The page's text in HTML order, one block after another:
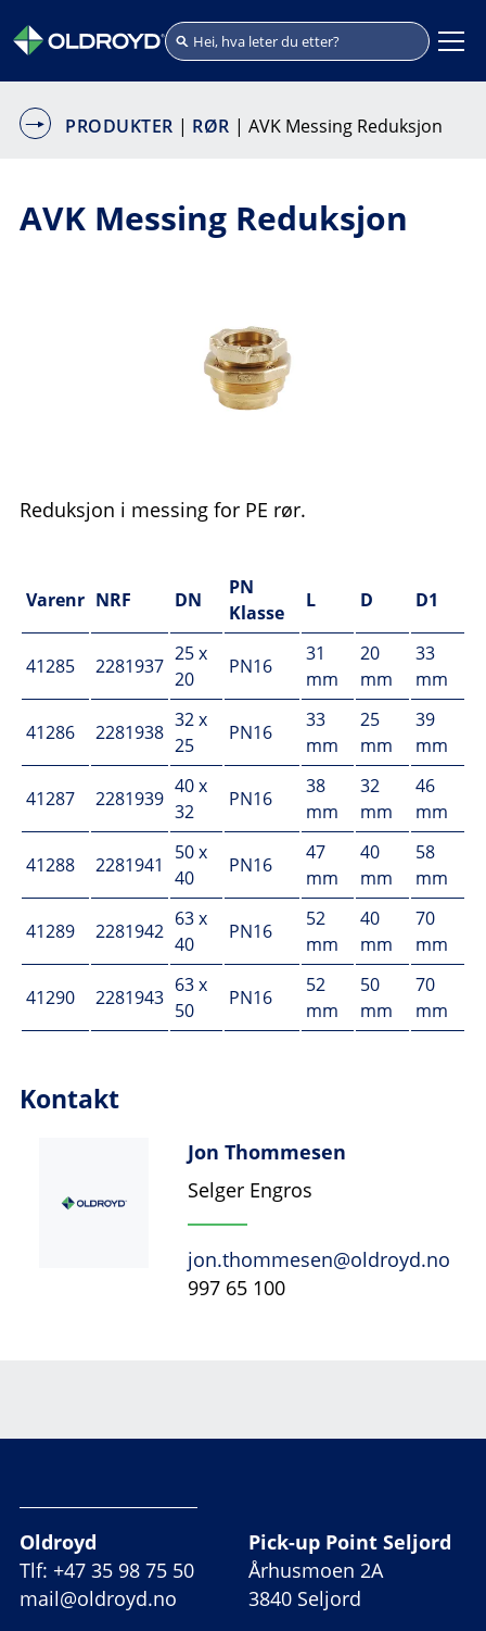
PRODUKTER | RØR | AVK Messing Reduksjon
AVK Messing Reduksjon
Reduksjon i messing for PE rør.
Varenr NRF DN
PN
Klasse
L D D1
41285 2281937
25 x
20
PN16
31
mm
20
mm
33
mm
41286 2281938
32 x
25
PN16
33
mm
25
mm
39
mm
41287 2281939
40 x
32
PN16
38
mm
32
mm
46
mm
41288 2281941
50 x
40
PN16
47
mm
40
mm
58
mm
41289 2281942
63 x
40
PN16
52
mm
40
mm
70
mm
41290 2281943
63 x
50
PN16
52
mm
50
mm
70
mm
Kontakt
Jon Thommesen
Selger Engros
jon.thommesen@oldroyd.no
997 65 100
Oldroyd
Tlf: +47 35 98 75 50
mail@oldroyd.no
Pick-up Point Seljord
Århusmoen 2A
3840 Seljord